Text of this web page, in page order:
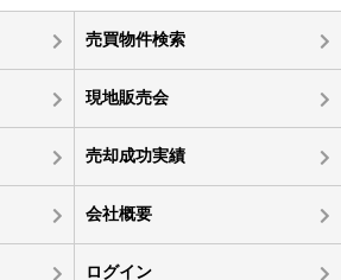
売買物件検索
現地販売会
売却成功実績
会社概要
ログイン